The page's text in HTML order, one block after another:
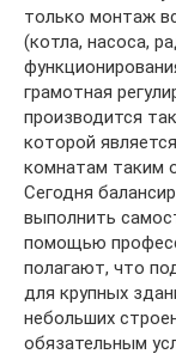
только монтаж
(котла, насоса,
грамотная
производится
которой
комнатам таким
Сегодня
выполнить
помощью
полагают, что
для крупных
небольших
обязательным